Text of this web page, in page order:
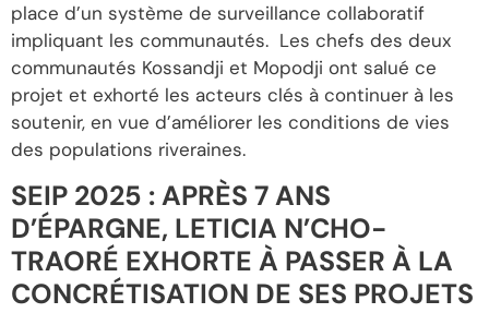
place d’un système de surveillance collaboratif
impliquant les communautés. Les chefs des deux
communautés Kossandji et Mopodji ont salué ce
projet et exhorté les acteurs clés à continuer à les
soutenir, en vue d’améliorer les conditions de vies
des populations riveraines.
SEIP 2025 : APRÈS 7 ANS
D’ÉPARGNE, LETICIA N’CHO-
TRAORÉ EXHORTE À PASSER À LA
CONCRÉTISATION DE SES PROJETS